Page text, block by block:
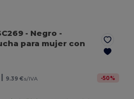
- Negro -
para mujer con
9.39 €s/IVA -50%